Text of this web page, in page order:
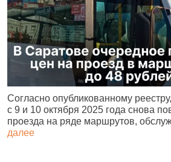
Согласно опубликованному
с 9 и 10 октября 2025 года снова
проезда на ряде маршрутов,
далее